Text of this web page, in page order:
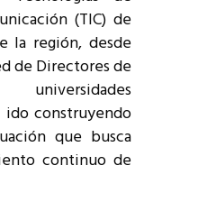
(TIC) de
la región, desde
de Directores de
ido construyendo
que busca
continuo de